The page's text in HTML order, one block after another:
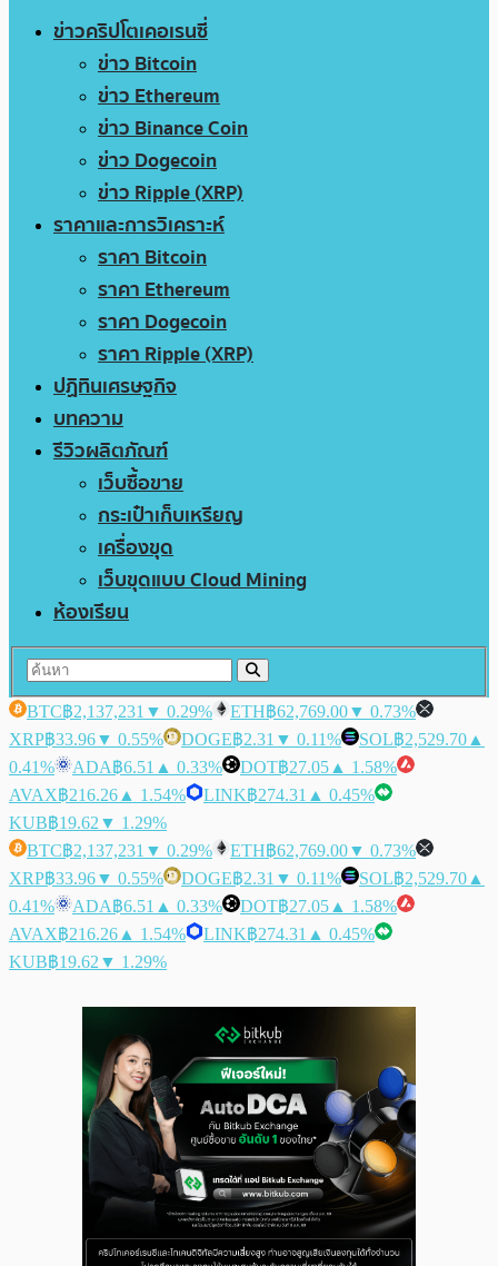
ข่าวคริปโตเคอเรนซี่
ข่าว Bitcoin
ข่าว Ethereum
ข่าว Binance Coin
ข่าว Dogecoin
ข่าว Ripple (XRP)
ราคาและการวิเคราะห์
ราคา Bitcoin
ราคา Ethereum
ราคา Dogecoin
ราคา Ripple (XRP)
ปฏิทินเศรษฐกิจ
บทความ
รีวิวผลิตภัณฑ์
เว็บซื้อขาย
กระเป๋าเก็บเหรียญ
เครื่องขุด
เว็บขุดแบบ Cloud Mining
ห้องเรียน
BTC฿2,137,231 ▼ 0.29% ETH฿62,769.00▼ 0.73%
XRP฿33.96▼ 0.55% DOGE฿2.31 ▼ 0.11% SOL฿2,529.70 ▲
0.41%
ADA฿6.51 ▲ 0.33% DOT฿27.05 ▲ 1.58%
AVAX฿216.26 ▲ 1.54% LINK฿274.31 ▲ 0.45%
KUB฿19.62 ▼ 1.29%
BTC฿2,137,231 ▼ 0.29% ETH฿62,769.00▼ 0.73%
XRP฿33.96▼ 0.55% DOGE฿2.31 ▼ 0.11% SOL฿2,529.70 ▲
0.41%
ADA฿6.51 ▲ 0.33% DOT฿27.05 ▲ 1.58%
AVAX฿216.26 ▲ 1.54% LINK฿274.31 ▲ 0.45%
KUB฿19.62 ▼ 1.29%